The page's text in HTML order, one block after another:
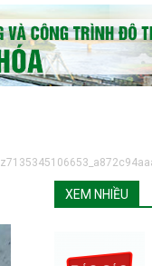
XEM NHIỀU